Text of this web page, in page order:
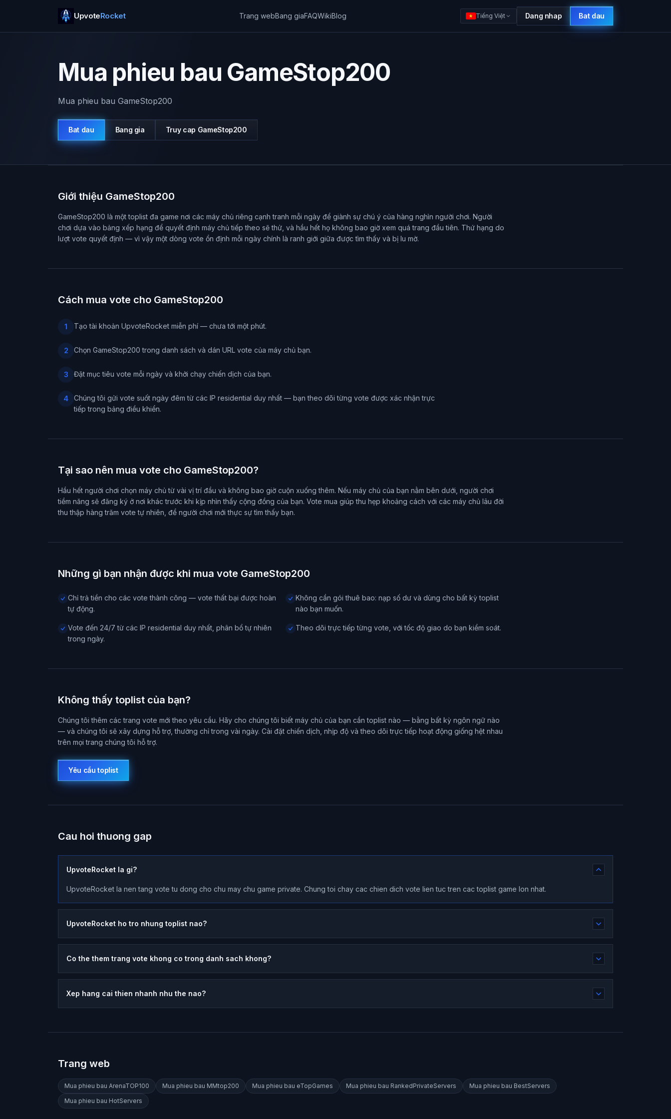
UpvoteRocket Trang webBang giaFAQWikiBlog Tiếng Việt Dang nhap Bat dau
Mua phieu bau GameStop200
Mua phieu bau GameStop200
Bat dau Bang gia Truy cap GameStop200
Giới thiệu GameStop200
GameStop200 là một toplist đa game nơi các máy chủ riêng cạnh tranh mỗi ngày để giành sự chú ý của hàng nghìn người chơi. Người
chơi dựa vào bảng xếp hạng để quyết định máy chủ tiếp theo sẽ thử, và hầu hết họ không bao giờ xem quá trang đầu tiên. Thứ hạng do
lượt vote quyết định — vì vậy một dòng vote ổn định mỗi ngày chính là ranh giới giữa được tìm thấy và bị lu mờ.
Cách mua vote cho GameStop200
1 Tạo tài khoản UpvoteRocket miễn phí — chưa tới một phút.
2 Chọn GameStop200 trong danh sách và dán URL vote của máy chủ bạn.
3 Đặt mục tiêu vote mỗi ngày và khởi chạy chiến dịch của bạn.
4
Chúng tôi gửi vote suốt ngày đêm từ các IP residential duy nhất — bạn theo dõi từng vote được xác nhận trực
tiếp trong bảng điều khiển.
Tại sao nên mua vote cho GameStop200?
Hầu hết người chơi chọn máy chủ từ vài vị trí đầu và không bao giờ cuộn xuống thêm. Nếu máy chủ của bạn nằm bên dưới, người chơi
tiềm năng sẽ đăng ký ở nơi khác trước khi kịp nhìn thấy cộng đồng của bạn. Vote mua giúp thu hẹp khoảng cách với các máy chủ lâu đời
thu thập hàng trăm vote tự nhiên, để người chơi mới thực sự tìm thấy bạn.
Những gì bạn nhận được khi mua vote GameStop200
Chỉ trả tiền cho các vote thành công — vote thất bại được hoàn
tự động.
Không cần gói thuê bao: nạp số dư và dùng cho bất kỳ toplist
nào bạn muốn.
Vote đến 24/7 từ các IP residential duy nhất, phân bổ tự nhiên
trong ngày.
Theo dõi trực tiếp từng vote, với tốc độ giao do bạn kiểm soát.
Không thấy toplist của bạn?
Chúng tôi thêm các trang vote mới theo yêu cầu. Hãy cho chúng tôi biết máy chủ của bạn cần toplist nào — bằng bất kỳ ngôn ngữ nào
— và chúng tôi sẽ xây dựng hỗ trợ, thường chỉ trong vài ngày. Cài đặt chiến dịch, nhịp độ và theo dõi trực tiếp hoạt động giống hệt nhau
trên mọi trang chúng tôi hỗ trợ.
Yêu cầu toplist
Cau hoi thuong gap
UpvoteRocket la gi?
UpvoteRocket la nen tang vote tu dong cho chu may chu game private. Chung toi chay cac chien dich vote lien tuc tren cac toplist game lon nhat.
UpvoteRocket ho tro nhung toplist nao?
Co the them trang vote khong co trong danh sach khong?
Xep hang cai thien nhanh nhu the nao?
Trang web
Mua phieu bau ArenaTOP100 Mua phieu bau MMtop200 Mua phieu bau eTopGames Mua phieu bau RankedPrivateServers Mua phieu bau BestServers
Mua phieu bau HotServers